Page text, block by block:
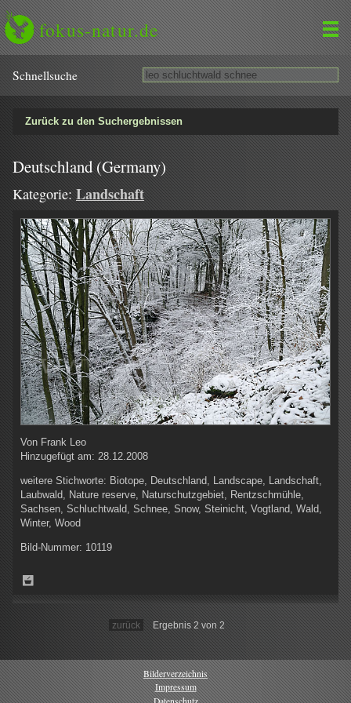
fokus-natur.de
Schnell­suche
Zurück zu den Suchergebnissen
Deutschland (Germany)
Kategorie: Landschaft
Von Frank Leo
Hinzugefügt am: 28.12.2008
weitere Stichworte: Biotope, Deutschland, Landscape, Landschaft,
Laubwald, Nature reserve, Naturschutzgebiet, Rentzschmühle,
Sachsen, Schluchtwald, Schnee, Snow, Steinicht, Vogtland, Wald,
Winter, Wood
Bild-Nummer: 10119
zurück Ergebnis 2 von 2
Bilderverzeichnis
Impressum